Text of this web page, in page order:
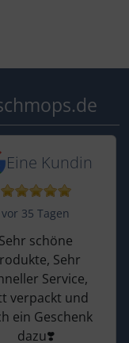
Kundin vor
5 Sternen
Eine Kundin
vor 35 Tagen
Sehr schöne
Sehr
Service,
verpackt und
ein Geschenk
dazu❣️